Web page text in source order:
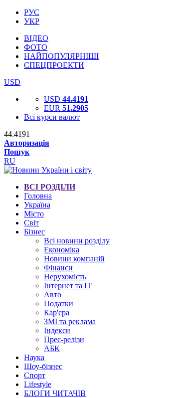
РУС
УКР
ВІДЕО
ФОТО
НАЙПОПУЛЯРНІШІ
СПЕЦПРОЕКТИ
USD
USD 44.4191
EUR 51.2905
Всі курси валют
44.4191
Авторизація
Пошук
RU
ВСІ РОЗДІЛИ
Головна
Україна
Місто
Світ
Бізнес
Всі новини розділу
Економіка
Новини компаній
Фінанси
Нерухомість
Інтернет та IT
Авто
Податки
Кар'єра
ЗМІ та реклама
Індекси
Прес-релізи
АБК
Наука
Шоу-бізнес
Спорт
Lifestyle
БЛОГИ ЧИТАЧІВ